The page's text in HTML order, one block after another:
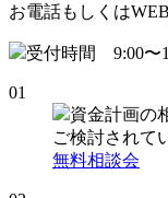
お電話もしくは
受付時間 9:00〜
01
資金計画の
ご検討されて
無料相談会